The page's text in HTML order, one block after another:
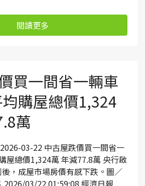
閱讀更多
買一間省一輛車
購屋總價1,324
萬
03-22 中古屋跌價買一間省一
屋總價1,324萬 年減77.8萬 央行啟
，成屋市場房價有感下跌。圖／
03/22 01:59:08 經濟日報...